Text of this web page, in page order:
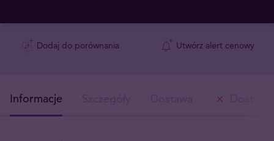
Dodaj do porównania Utwórz alert cenowy
Informacje